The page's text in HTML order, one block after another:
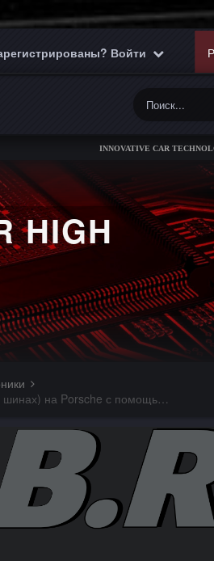
Войти
INNOVATIVE CAR TECHNOLOGIES:
HIGH
Как отключить TPMS (контроль давления в шинах) на Porsche с помощью Durametric